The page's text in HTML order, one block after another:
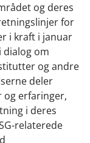
og deres
for
i kraft i januar
dialog om
og andre
deler
og erfaringer,
i deres
relaterede